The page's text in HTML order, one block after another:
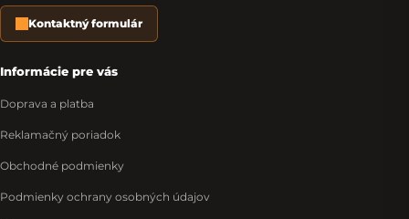
Kontaktný formulár
Informácie pre vás
Doprava a platba
Reklamačný poriadok
Obchodné podmienky
Podmienky ochrany osobných údajov